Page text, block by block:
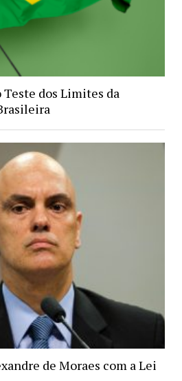
dos Limites da
de Moraes com a Lei